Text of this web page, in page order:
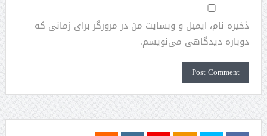
ذخیره نام، ایمیل و وبسایت من در مرورگر برای زمانی که
دوباره دیدگاهی می‌نویسم.